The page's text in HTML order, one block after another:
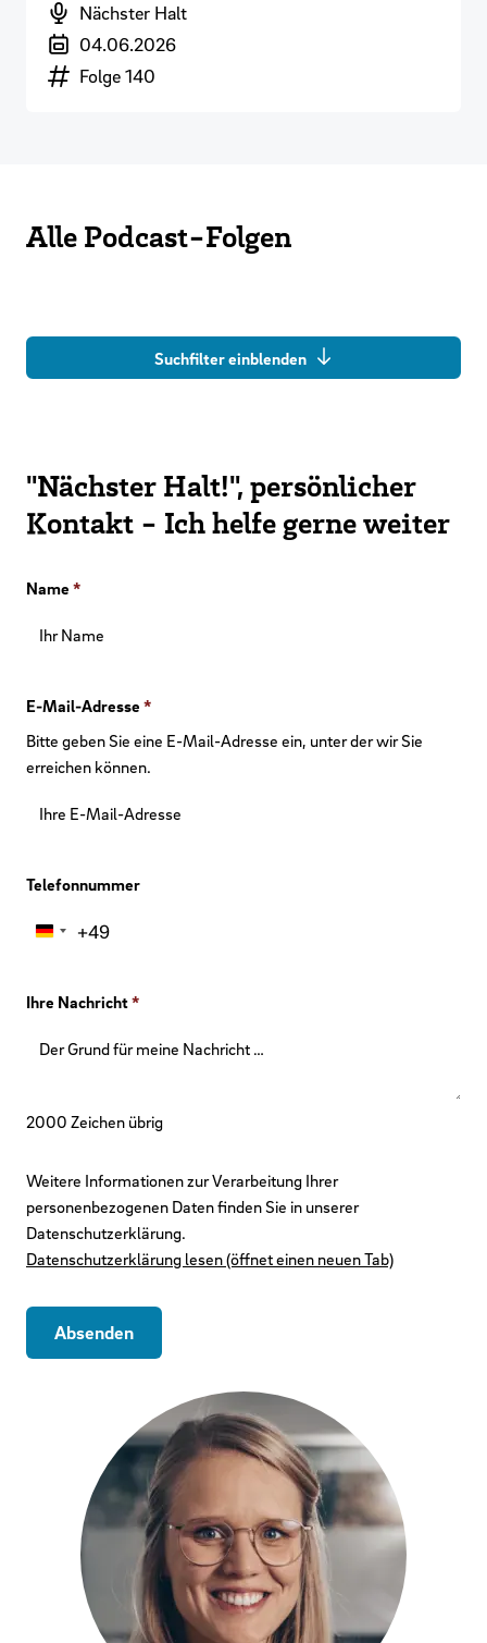
PodcastNächster Halt
Veröffentlichungsdatum
04.06.2026
Episodennummer
Folge 140
Alle Podcast-Folgen
Suchfilter einblenden
"Nächster Halt!", persönlicher
Kontakt - Ich helfe gerne weiter
Name *
E-Mail-Adresse *
Bitte geben Sie eine E-Mail-Adresse ein, unter der wir Sie
erreichen können.
Telefonnummer
Germany
+49
Ihre Nachricht*
2000 Zeichen übrig
Weitere Informationen zur Verarbeitung Ihrer
personenbezogenen Daten finden Sie in unserer
Datenschutzerklärung.
Datenschutzerklärung lesen (öffnet einen neuen Tab)
Absenden